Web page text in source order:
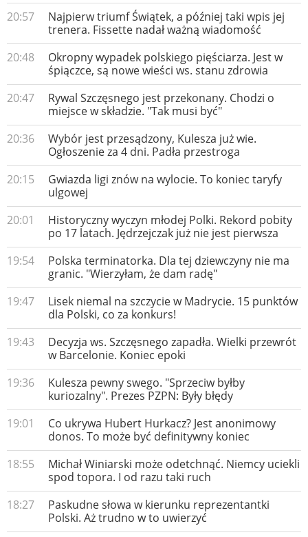
20:57
Najpierw triumf Świątek, a później taki wpis jej
trenera. Fissette nadał ważną wiadomość
20:48
Okropny wypadek polskiego pięściarza. Jest w
śpiączce, są nowe wieści ws. stanu zdrowia
20:47
Rywal Szczęsnego jest przekonany. Chodzi o
miejsce w składzie. "Tak musi być"
20:36
Wybór jest przesądzony, Kulesza już wie.
Ogłoszenie za 4 dni. Padła przestroga
20:15
Gwiazda ligi znów na wylocie. To koniec taryfy
ulgowej
20:01
Historyczny wyczyn młodej Polki. Rekord pobity
po 17 latach. Jędrzejczak już nie jest pierwsza
19:54
Polska terminatorka. Dla tej dziewczyny nie ma
granic. "Wierzyłam, że dam radę"
19:47
Lisek niemal na szczycie w Madrycie. 15 punktów
dla Polski, co za konkurs!
19:43
Decyzja ws. Szczęsnego zapadła. Wielki przewrót
w Barcelonie. Koniec epoki
19:36
Kulesza pewny swego. "Sprzeciw byłby
kuriozalny". Prezes PZPN: Były błędy
19:01
Co ukrywa Hubert Hurkacz? Jest anonimowy
donos. To może być definitywny koniec
18:55
Michał Winiarski może odetchnąć. Niemcy uciekli
spod topora. I od razu taki ruch
18:27
Paskudne słowa w kierunku reprezentantki
Polski. Aż trudno w to uwierzyć